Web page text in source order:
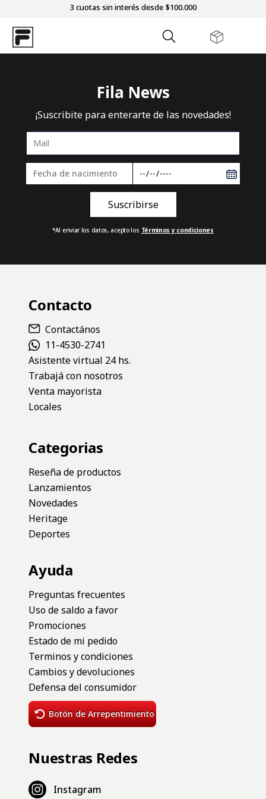
3 cuotas sin interés desde $100.000
Fila News
¡Suscribite para enterarte de las novedades!
*Al enviar los datos, acepto los Términos y condiciones
Contacto
Contactános
11-4530-2741
Asistente virtual 24 hs.
Trabajá con nosotros
Venta mayorista
Locales
Categorias
Reseña de productos
Lanzamientos
Novedades
Heritage
Deportes
Ayuda
Preguntas frecuentes
Uso de saldo a favor
Promociones
Estado de mi pedido
Terminos y condiciones
Cambios y devoluciones
Defensa del consumidor
Botón de Arrepentimiento
Nuestras Redes
Instagram